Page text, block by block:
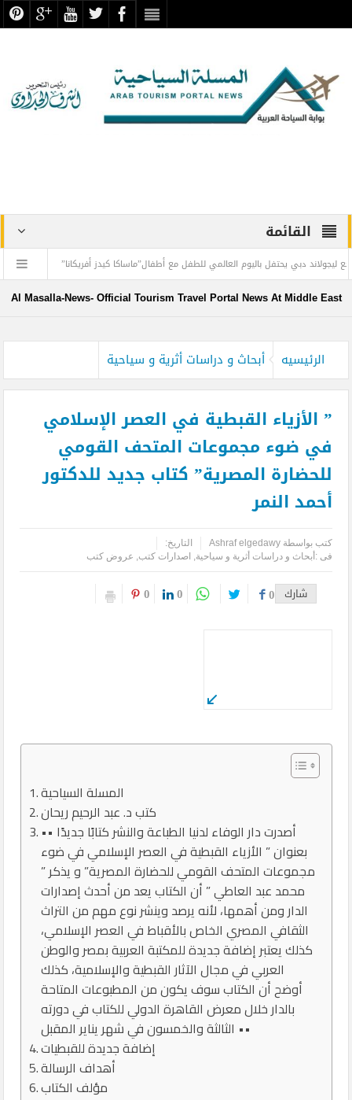
القائمة
يحتفل باليوم العالمي للطفل مع أطفال”ماساكا كيدز أفريكانا”
اليمن تودع أمير
طيران الإمارات تسيّر رحلتين مباشرتين يومياً إلى كولومبو أول ديسمبر
Al Masalla-News- Official Tourism Travel Portal News At Middle East
الرئيسيه أبحاث و دراسات أثرية و سياحية
” الأزياء القبطية في العصر الإسلامي
في ضوء مجموعات المتحف القومي
للحضارة المصرية” كتاب جديد للدكتور
أحمد النمر
كتب بواسطةAshraf elgedawy
التاريخ:
فى : أبحاث و دراسات أثرية و سياحية, اصدارات كتب, عروض كتب
شارك 0
0
0
المسلة السياحية
كتب د. عبد الرحيم ريحان
•• أصدرت دار الوفاء لدنيا الطباعة والنشر كتابًا جديدًا
بعنوان ” الأزياء القبطية في العصر الإسلامي في ضوء
مجموعات المتحف القومي للحضارة المصرية” و يذكر ”
محمد عبد العاطي ” أن الكتاب يعد من أحدث إصدارات
الدار ومن أهمها، لأنه يرصد وينشر نوع مهم من التراث
الثقافي المصري الخاص بالأقباط في العصر الإسلامي،
كذلك يعتبر إضافة جديدة للمكتبة العربية بمصر والوطن
العربي في مجال الآثار القبطية والإسلامية، كذلك
أوضح أن الكتاب سوف يكون من المطبوعات المتاحة
بالدار خلال معرض القاهرة الدولي للكتاب في دورته
الثالثة والخمسون في شهر يناير المقبل ••
إضافة جديدة للقبطيات
أهداف الرسالة
مؤلف الكتاب